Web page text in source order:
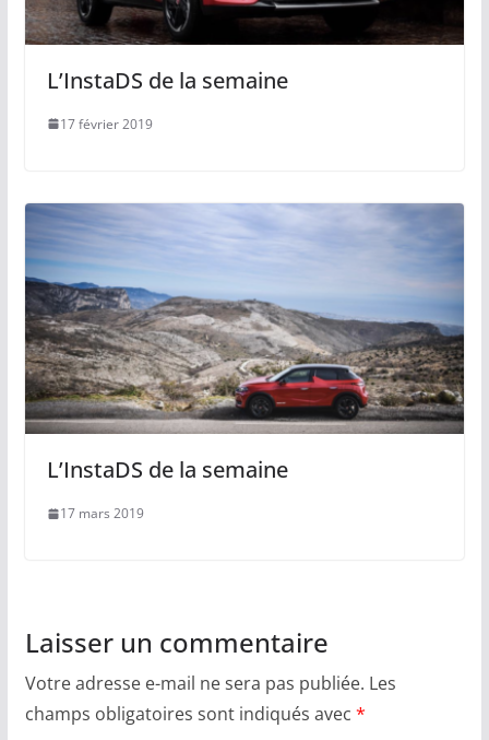
L’InstaDS de la semaine
17 février 2019
L’InstaDS de la semaine
17 mars 2019
Laisser un commentaire
Votre adresse e-mail ne sera pas publiée. Les
champs obligatoires sont indiqués avec *